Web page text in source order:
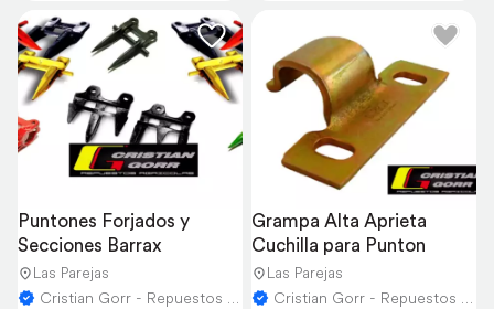
Puntones Forjados y
Secciones Barrax
Las Parejas
Cristian Gorr - Repuestos Agricolas
Grampa Alta Aprieta
Cuchilla para Punton
Las Parejas
Cristian Gorr - Repuestos Agricolas